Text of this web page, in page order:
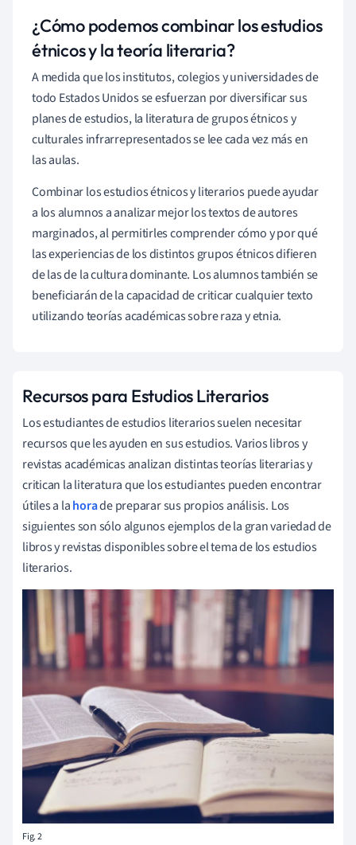
¿Cómo podemos combinar los estudios
étnicos y la teoría literaria?
A medida que los institutos, colegios y universidades de
todo Estados Unidos se esfuerzan por diversificar sus
planes de estudios, la literatura de grupos étnicos y
culturales infrarrepresentados se lee cada vez más en
las aulas.
Combinar los estudios étnicos y literarios puede ayudar
a los alumnos a analizar mejor los textos de autores
marginados, al permitirles comprender cómo y por qué
las experiencias de los distintos grupos étnicos difieren
de las de la cultura dominante. Los alumnos también se
beneficiarán de la capacidad de criticar cualquier texto
utilizando teorías académicas sobre raza y etnia.
Recursos para Estudios Literarios
Los estudiantes de estudios literarios suelen necesitar
recursos que les ayuden en sus estudios. Varios libros y
revistas académicas analizan distintas teorías literarias y
critican la literatura que los estudiantes pueden encontrar
útiles a lahorade preparar sus propios análisis. Los
siguientes son sólo algunos ejemplos de la gran variedad de
libros y revistas disponibles sobre el tema de los estudios
literarios.
Fig. 2